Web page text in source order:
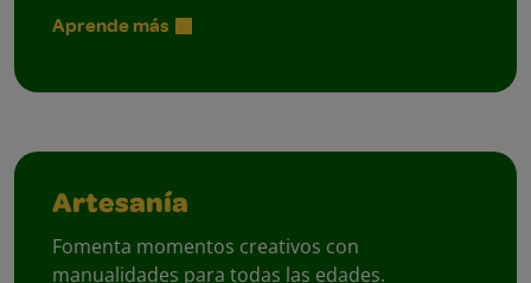
Aprende más
Artesanía
Fomenta momentos creativos con
manualidades para todas las edades.